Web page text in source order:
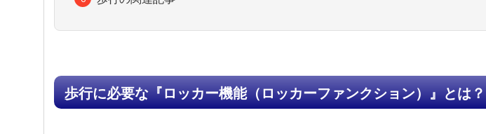
歩行に必要な『ロッカー機能（ロッカーファンクション）』とは？